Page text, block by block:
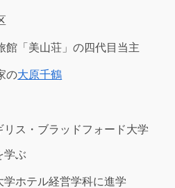
館「美山荘」の四代目当主
の大原千鶴
リス・ブラッドフォード大学
学ぶ
学ホテル経営学科に進学